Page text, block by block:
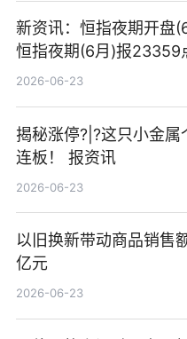
新资讯：恒指夜期开盘
恒指夜期(6月)报23359
23点
2026-06-23
揭秘涨停?|?这只小金属
连板！ 报资讯
2026-06-23
以旧换新带动商品销售
亿元
2026-06-23